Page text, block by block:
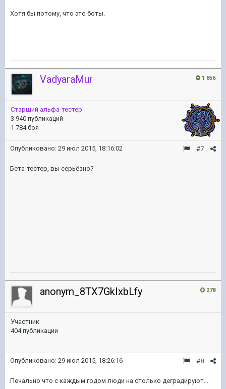
Хотя бы потому, что это боты.
1 856
VadyaraMur
Старший альфа-тестер
3 940 публикаций
1 784 боя
#7
Опубликовано: 29 июл 2015, 18:16:02
Бета-тестер, вы серьёзно?
278
anonym_8TX7GkIxbLfy
Участник
404 публикации
#8
Опубликовано: 29 июл 2015, 18:26:16
Печально что с каждым годом люди на столько деградируют...